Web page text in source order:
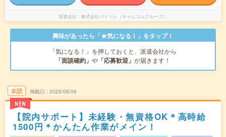
派遣会社 株式会社バイトレ（キャムコムグループ）
興味があったら「★気になる！」をタップ！
「気になる！」を押しておくと、派遣会社から
「面談確約」 や 「応募歓迎」 が届きます！
未読
NEW
掲載日 2026/08/06
【院内サポート】未経験・無資格OK＊高時給
1500円＊かんたん作業がメイン！